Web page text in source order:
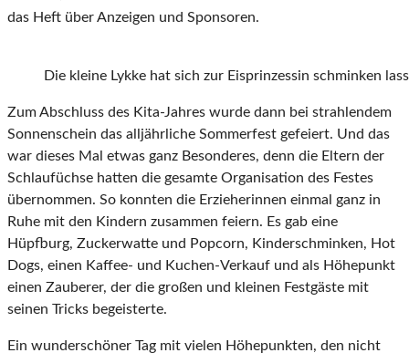
das Heft über Anzeigen und Sponsoren.
Die kleine Lykke hat sich zur Eisprinzessin schminken
Zum Abschluss des Kita-Jahres wurde dann bei strahlendem
Sonnenschein das alljährliche Sommerfest gefeiert. Und das
war dieses Mal etwas ganz Besonderes, denn die Eltern der
Schlaufüchse hatten die gesamte Organisation des Festes
übernommen. So konnten die Erzieherinnen einmal ganz in
Ruhe mit den Kindern zusammen feiern. Es gab eine
Hüpfburg, Zuckerwatte und Popcorn, Kinderschminken, Hot
Dogs, einen Kaffee- und Kuchen-Verkauf und als Höhepunkt
einen Zauberer, der die großen und kleinen Festgäste mit
seinen Tricks begeisterte.
Ein wunderschöner Tag mit vielen Höhepunkten, den nicht